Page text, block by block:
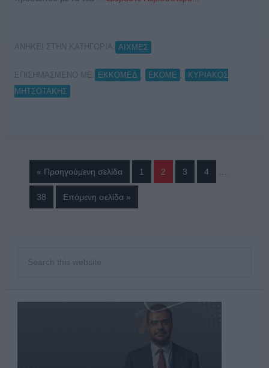
ΑΝΗΚΕΙ ΣΤΗΝ ΚΑΤΗΓΟΡΙΑ: ΑΙΧΜΕΣ
ΕΠΙΣΗΜΑΣΜΕΝΟ ΜΕ: ΕΚΚΟΜΕΔ ΕΚΟΜΕ
ΚΥΡΙΑΚΟΣ
ΜΗΤΣΟΤΑΚΗΣ
« Προηγούμενη σελίδα 1 2 3 4
38 Επόμενη σελίδα »